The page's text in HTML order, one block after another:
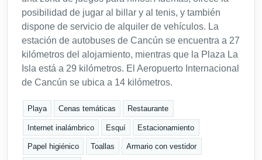
posibilidad de jugar al billar y al tenis, y también
dispone de servicio de alquiler de vehículos. La
estación de autobuses de Cancún se encuentra a 27
kilómetros del alojamiento, mientras que la Plaza La
Isla está a 29 kilómetros. El Aeropuerto Internacional
de Cancún se ubica a 14 kilómetros.
Playa Cenas temáticas Restaurante
Internet inalámbrico Esquí Estacionamiento
Papel higiénico Toallas Armario con vestidor